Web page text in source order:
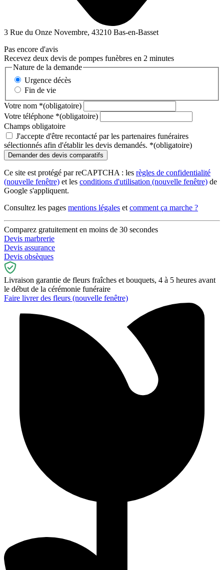
3 Rue du Onze Novembre, 43210 Bas-en-Basset
Pas encore d'avis
Recevez deux devis de pompes funèbres en 2 minutes
Nature de la demande
Urgence décès
Fin de vie
Votre nom *(obligatoire)
Votre téléphone *(obligatoire)
Champs obligatoire
J'accepte d'être recontacté par les partenaires funéraires
sélectionnés afin d'établir les devis demandés. *(obligatoire)
Ce site est protégé par reCAPTCHA : les règles de confidentialité
(nouvelle fenêtre) et les conditions d'utilisation (nouvelle fenêtre) de
Google s'appliquent.
Consultez les pages mentions légales et comment ça marche ?
Comparez gratuitement en moins de 30 secondes
Devis marbrerie
Devis assurance
Devis obsèques
Livraison garantie de fleurs fraîches et bouquets, 4 à 5 heures avant
le début de la cérémonie funéraire
Faire livrer des fleurs (nouvelle fenêtre)